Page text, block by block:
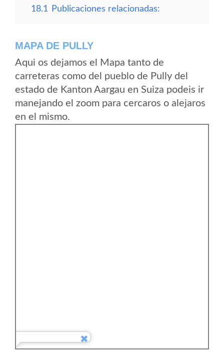
18.1
Publicaciones relacionadas:
MAPA DE PULLY
Aqui os dejamos el Mapa tanto de
carreteras como del pueblo de Pully del
estado de Kanton Aargau en Suiza podeis ir
manejando el zoom para cercaros o alejaros
en el mismo.